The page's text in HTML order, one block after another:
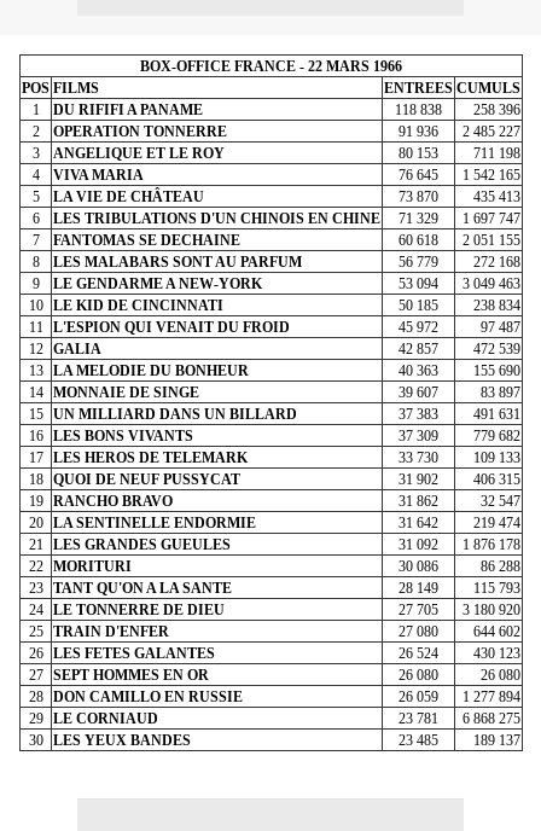
BOX-OFFICE FRANCE - 22 MARS 1966
POS FILMS ENTREES CUMULS
1
DU RIFIFI A PANAME 118 838
258 396
2
OPERATION TONNERRE 91 936
2 485 227
3
ANGELIQUE ET LE ROY 80 153
711 198
4
VIVA MARIA 76 645
1 542 165
5
LA VIE DE CHÂTEAU 73 870
435 413
6
LES TRIBULATIONS D'UN CHINOIS EN CHINE 71 329
1 697 747
7
FANTOMAS SE DECHAINE 60 618
2 051 155
8
LES MALABARS SONT AU PARFUM 56 779
272 168
9
LE GENDARME A NEW-YORK 53 094
3 049 463
10
LE KID DE CINCINNATI 50 185
238 834
11
L'ESPION QUI VENAIT DU FROID 45 972
97 487
12
GALIA 42 857
472 539
13
LA MELODIE DU BONHEUR 40 363
155 690
14
MONNAIE DE SINGE 39 607
83 897
15
UN MILLIARD DANS UN BILLARD 37 383
491 631
16
LES BONS VIVANTS 37 309
779 682
17
LES HEROS DE TELEMARK 33 730
109 133
18
QUOI DE NEUF PUSSYCAT 31 902
406 315
19
RANCHO BRAVO 31 862
32 547
20
LA SENTINELLE ENDORMIE 31 642
219 474
21
LES GRANDES GUEULES 31 092
1 876 178
22
MORITURI 30 086
86 288
23
TANT QU'ON A LA SANTE 28 149
115 793
24
LE TONNERRE DE DIEU 27 705
3 180 920
25
TRAIN D'ENFER 27 080
644 602
26
LES FETES GALANTES 26 524
430 123
27
SEPT HOMMES EN OR 26 080
26 080
28
DON CAMILLO EN RUSSIE 26 059
1 277 894
29
LE CORNIAUD 23 781
6 868 275
30
LES YEUX BANDES 23 485 189 137